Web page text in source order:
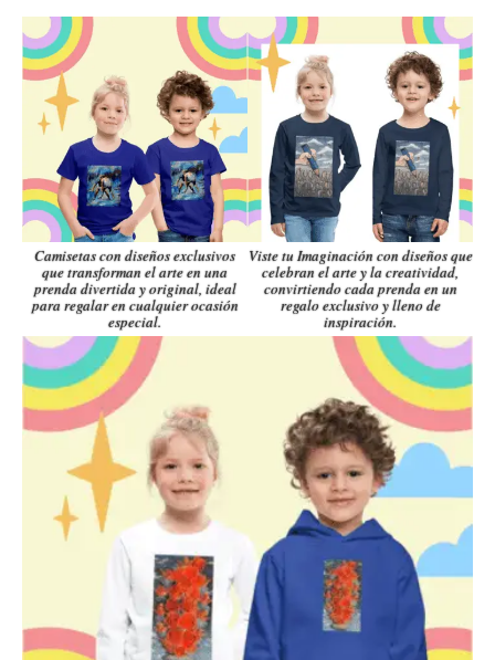
Camisetas con diseños exclusivos
que transforman el arte en una
prenda divertida y original, ideal
para regalar en cualquier ocasión
especial.
Viste tu Imaginación con diseños que
celebran el arte y la creatividad,
convirtiendo cada prenda en un
regalo exclusivo y lleno de
inspiración.